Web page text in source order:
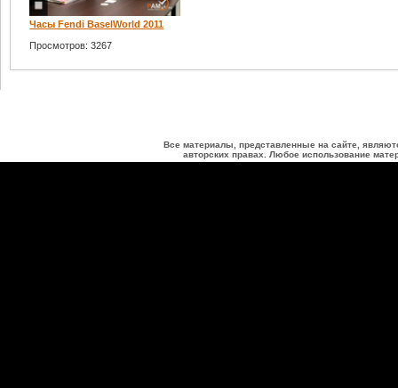
Часы Fendi BaselWorld 2011
Просмотров: 3267
Все материалы, представленные на сайте,
авторских правах. Любое использование